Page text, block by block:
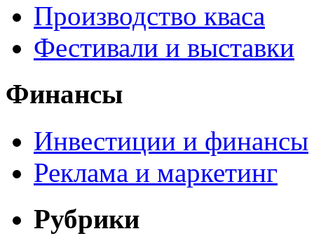
Производство кваса
Фестивали и выставки
Финансы
Инвестиции и финансы
Реклама и маркетинг
Рубрики